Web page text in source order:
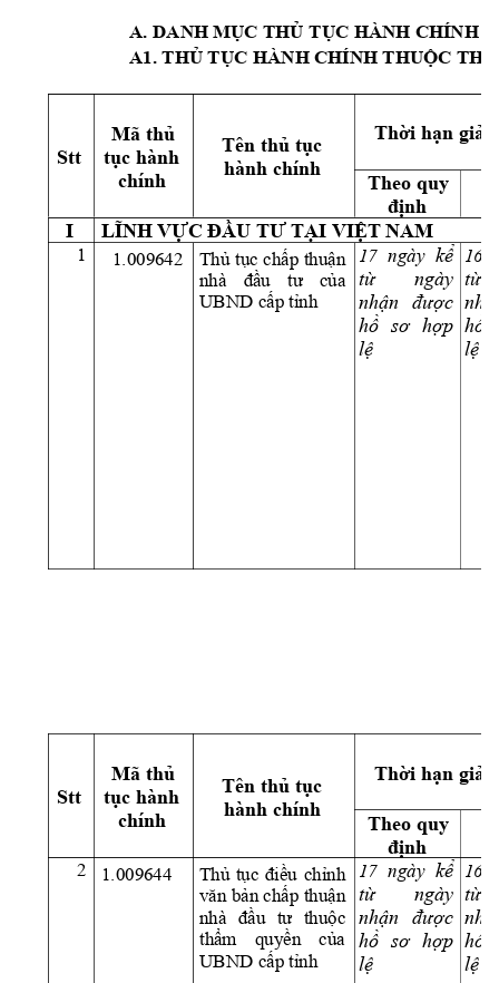
A. DANH MỤC THỦ TỤC HÀNH CHÍNH
A1. THỦ TỤC HÀNH CHÍNH THUỘC
Stt
Mã thủ
tục hành
chính
Tên thủ tục
hành chính
Thời hạn giả
Theo quy
định
I
LĨNH VỰC ĐẦU TƯ TẠI VIỆT NAM
1 1.009642 Thủ tục chấp thuận
nhà
đầu tư
của
UBND cấp tỉnh
17 ngày kể
từ
ngày
nhận được
hồ sơ hợp
lệ
16
từ
nh
hồ
lệ
Stt
Mã thủ
tục hành
chính
Tên thủ tục
hành chính
Thời hạn giả
Theo quy
định
2 1.009644 Thủ tục điều chỉnh
văn bản chấp thuận
nhà đầu tư thuộc
thẩm
quyền
của
UBND cấp tỉnh
17 ngày kể
từ
ngày
nhận được
hồ sơ hợp
lệ
16
từ
nh
hồ
lệ